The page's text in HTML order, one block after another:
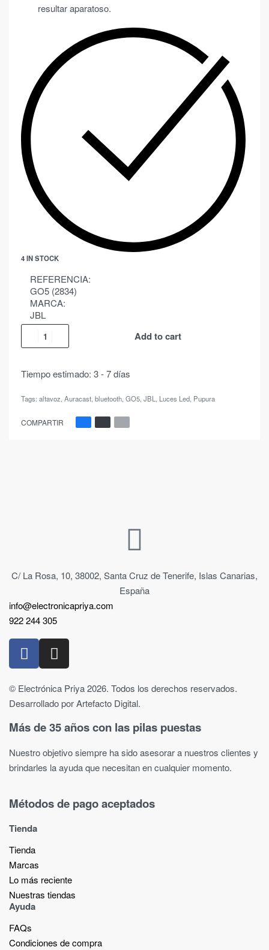
resultar aparatoso.
4 IN STOCK
REFERENCIA:
GO5 (2834)
MARCA:
JBL
Add to cart
Tiempo estimado: 3 - 7 días
Tags: altavoz, Auracast, bluetooth, GO5, JBL, Luces Led, Pupura
COMPARTIR
C/ La Rosa, 10, 38002, Santa Cruz de Tenerife, Islas Canarias,
España
info@electronicapriya.com
922 244 305
© Electrónica Priya 2026. Todos los derechos reservados.
Desarrollado por Artefacto Digital.
Más de 35 años con las pilas puestas
Nuestro objetivo siempre ha sido asesorar a nuestros clientes y
brindarles la ayuda que necesitan en cualquier momento.
Métodos de pago aceptados
Tienda
Tienda
Marcas
Lo más reciente​
Nuestras tiendas​
Ayuda
FAQs
Condiciones de compra